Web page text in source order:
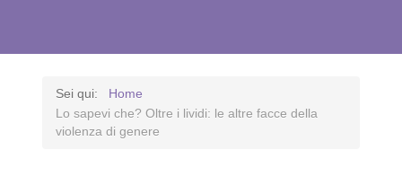
Sei qui:
Home
Lo sapevi che? Oltre i lividi: le altre facce della
violenza di genere